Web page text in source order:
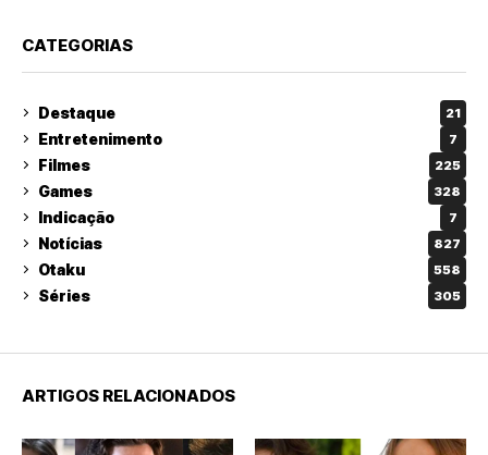
CATEGORIAS
Destaque 21
Entretenimento 7
Filmes 225
Games 328
Indicação 7
Notícias 827
Otaku 558
Séries 305
ARTIGOS RELACIONADOS